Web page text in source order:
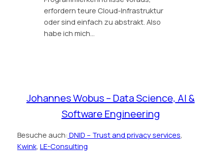
erfordern teure Cloud-Infrastruktur
oder sind einfach zu abstrakt. Also
habe ich mich…
Johannes Wobus – Data Science, AI &
Software Engineering
Besuche auch: DNID – Trust and privacy services,
Kwink, LE-Consulting